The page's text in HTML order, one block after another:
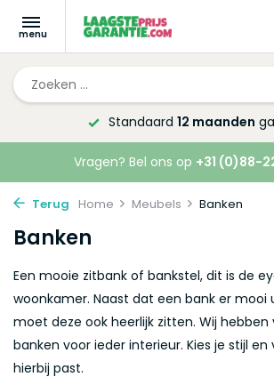
Standaard 12 maanden
Vragen? Bel ons op +31 (0)88-
Terug Home Meubels Banken
Banken
Een mooie zitbank of bankstel, dit is de
woonkamer. Naast dat een bank er mooi
moet deze ook heerlijk zitten. Wij hebben
banken voor ieder interieur. Kies je stijl en
hierbij past.